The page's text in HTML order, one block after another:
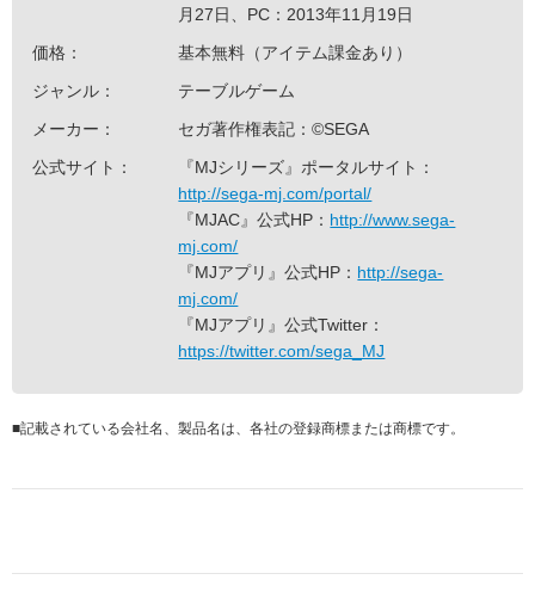
月27日、PC：2013年11月19日
価格：
基本無料（アイテム課金あり）
ジャンル：
テーブルゲーム
メーカー：
セガ著作権表記：©SEGA
公式サイト：
『MJシリーズ』ポータルサイト：
http://sega-mj.com/portal/
『MJAC』公式HP： http://www.sega-
mj.com/
『MJアプリ』公式HP： http://sega-
mj.com/
『MJアプリ』公式Twitter：
https://twitter.com/sega_MJ
■記載されている会社名、製品名は、各社の登録商標または商標です。